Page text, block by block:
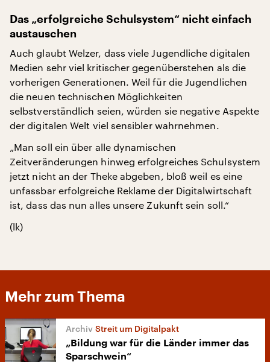
Das „erfolgreiche Schulsystem“ nicht einfach
austauschen
Auch glaubt Welzer, dass viele Jugendliche digitalen
Medien sehr viel kritischer gegenüberstehen als die
vorherigen Generationen. Weil für die Jugendlichen
die neuen technischen Möglichkeiten
selbstverständlich seien, würden sie negative Aspekte
der digitalen Welt viel sensibler wahrnehmen.
„Man soll ein über alle dynamischen
Zeitveränderungen hinweg erfolgreiches Schulsystem
jetzt nicht an der Theke abgeben, bloß weil es eine
unfassbar erfolgreiche Reklame der Digitalwirtschaft
ist, dass das nun alles unsere Zukunft sein soll.“
(lk)
Mehr zum Thema
Streit um Digitalpakt
„Bildung war für die Länder immer das
Sparschwein“